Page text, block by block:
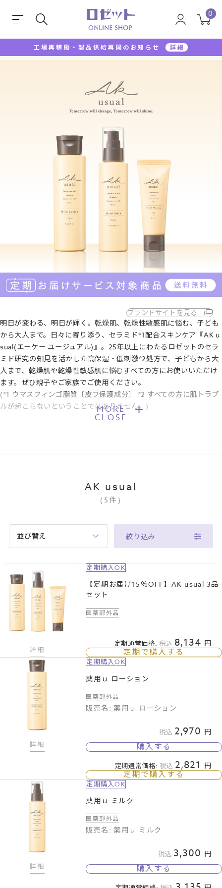
0
工場再稼働・製品供給再開のお知らせ 詳細
AK usual
ブランドサイトを見る
明日が変わる、明日が輝く。乾燥肌、乾燥性敏感肌に悩む、子ども
から大人まで。日々に寄り添う、セラミド*1配合スキンケア『AK u
sual(エーケー ユージュアル)』。25年以上にわたるロゼットのセラ
ミド研究の知見を活かした高保湿・低刺激*2処方で、子どもから大
人まで、乾燥肌や乾燥性敏感肌に悩むすべての方にお使いいただけ
ます。ぜひ親子やご家族でご使用ください。
(*1 ウマスフィンゴ脂質〔皮フ保護成分〕 *2 すべての方に肌トラブ
ルが起こらないということではありません。)
MORE
CLOSE
AK usual
( 5 件 )
並び替え 絞り込み
詳細
定期購入OK
【定期お届け15％OFF】AK usual 3品
セット
医薬部外品
定期通常価格: 税込 8,134
定期で購入する
詳細
定期購入OK
薬用ｕ ローション
医薬部外品
販売名: 薬用ｕ ローション
税込 2,970
購入する
定期通常価格: 税込 2,821
定期で購入する
詳細
定期購入OK
薬用ｕ ミルク
医薬部外品
販売名: 薬用ｕ ミルク
税込 3,300
購入する